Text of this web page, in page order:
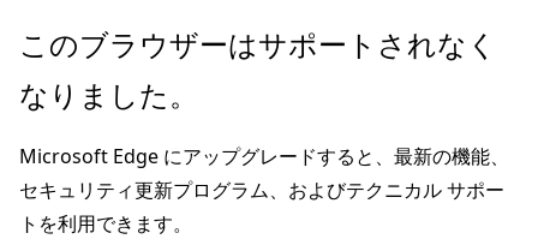
メ
ン
ン
テ
ン
ペ
ジ
ナ
ビ
ゲ
このブラウザーはサポートされなく
なりました。
Microsoft Edge にアップグレードすると、最新の機能、
セキュリティ更新プログラム、およびテクニカル サポー
トを利用できます。